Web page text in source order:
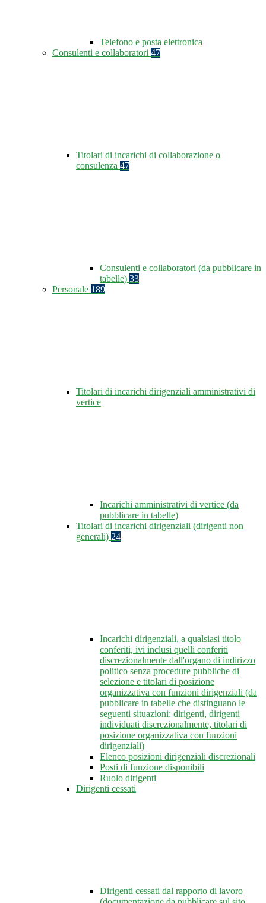
Telefono e posta elettronica
Consulenti e collaboratori 47
Titolari di incarichi di collaborazione o
consulenza 47
Consulenti e collaboratori (da pubblicare in
tabelle) 33
Personale 189
Titolari di incarichi dirigenziali amministrativi di
vertice
Incarichi amministrativi di vertice (da
pubblicare in tabelle)
Titolari di incarichi dirigenziali (dirigenti non
generali) 24
Incarichi dirigenziali, a qualsiasi titolo
conferiti, ivi inclusi quelli conferiti
discrezionalmente dall'organo di indirizzo
politico senza procedure pubbliche di
selezione e titolari di posizione
organizzativa con funzioni dirigenziali (da
pubblicare in tabelle che distinguano le
seguenti situazioni: dirigenti, dirigenti
individuati discrezionalmente, titolari di
posizione organizzativa con funzioni
dirigenziali)
Elenco posizioni dirigenziali discrezionali
Posti di funzione disponibili
Ruolo dirigenti
Dirigenti cessati
Dirigenti cessati dal rapporto di lavoro